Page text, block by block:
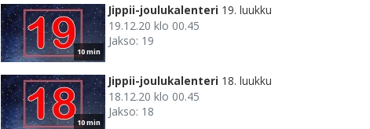
10 min
Jippii-joulukalenteri 19. luukku
19.12.20 klo 00.45
Jakso: 19
10 min
Jippii-joulukalenteri 18. luukku
18.12.20 klo 00.45
Jakso: 18